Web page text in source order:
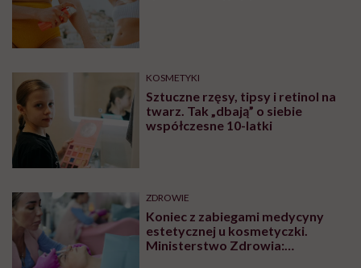
KOSMETYKI
Sztuczne rzęsy, tipsy i retinol na
twarz. Tak „dbają” o siebie
współczesne 10-latki
ZDROWIE
Koniec z zabiegami medycyny
estetycznej u kosmetyczki.
Ministerstwo Zdrowia: